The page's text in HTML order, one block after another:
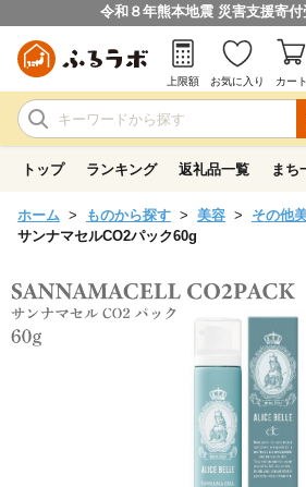
令和８年熊本地震 災害支援寄
上限額 お気に入り カート
トップ ランキング 返礼品一覧 まち
ホーム ものから探す 美容
その他
サンナマセルCO2パック60g